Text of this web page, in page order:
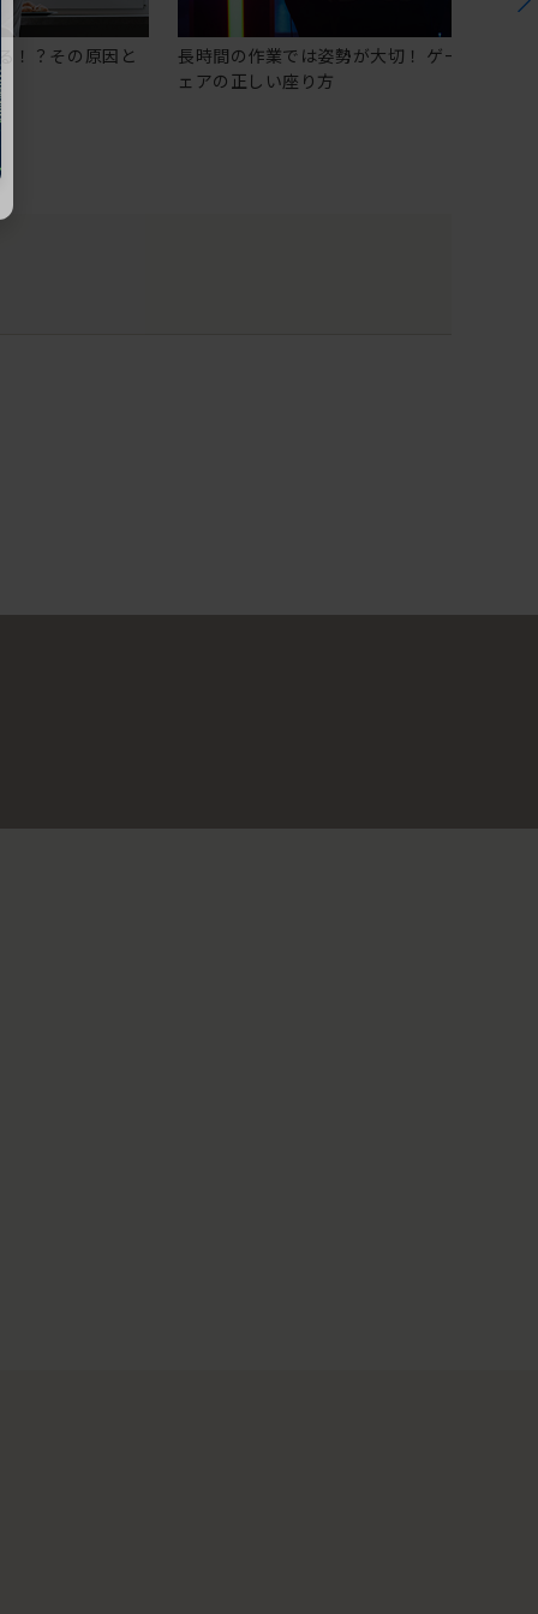
！？その原因と
長時間の作業では姿勢が大切！ ゲーミングチ
ェアの正しい座り方